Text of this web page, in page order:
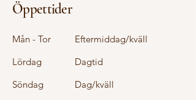
Öppettider
Mån - Tor
Eftermiddag/kväll
Lördag
Dagtid
​Söndag
Dag/kväll